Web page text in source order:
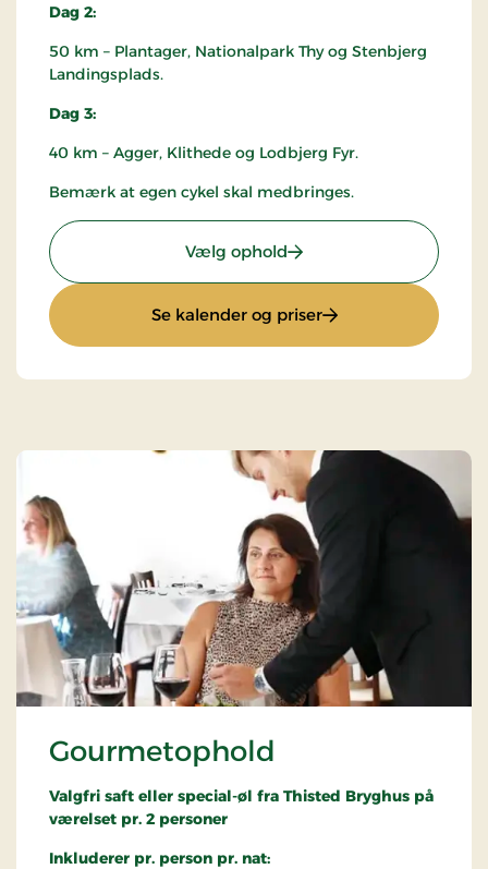
Dag 2:
50 km – Plantager, Nationalpark Thy og Stenbjerg
Landingsplads.
Dag 3:
40 km – Agger, Klithede og Lodbjerg Fyr.
Bemærk at egen cykel skal medbringes.
Vælg ophold: Cykelferie i Thy
Se kalender og priser: Cykelferie i Thy
Gourmetophold
Valgfri saft eller special-øl fra Thisted Bryghus på
værelset pr. 2 personer
Inkluderer pr. person pr. nat: